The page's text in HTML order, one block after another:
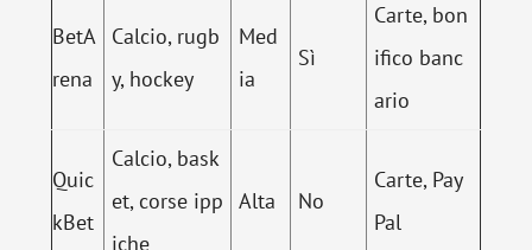
BetA
rena
Calcio, rugb
y, hockey
Med
ia
Sì
Carte, bon
ifico banc
ario
Quic
kBet
Calcio, bask
et, corse ipp
iche
Alta No
Carte, Pay
Pal